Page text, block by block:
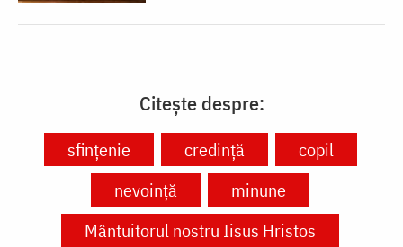
Citește despre:
sfințenie credință
copil
nevoință
minune
Mântuitorul nostru Iisus Hristos